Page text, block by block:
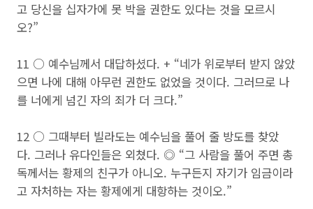
고 당신을 십자가에 못 박을 권한도 있다는 것을 모르시
오?”
11 ○ 예수님께서 대답하셨다. + “네가 위로부터 받지 않았
으면 나에 대해 아무런 권한도 없었을 것이다. 그러므로 나
를 너에게 넘긴 자의 죄가 더 크다.”
12 ○ 그때부터 빌라도는 예수님을 풀어 줄 방도를 찾았
다. 그러나 유다인들은 외쳤다. ◎ “그 사람을 풀어 주면 총
독께서는 황제의 친구가 아니오. 누구든지 자기가 임금이라
고 자처하는 자는 황제에게 대항하는 것이오.”